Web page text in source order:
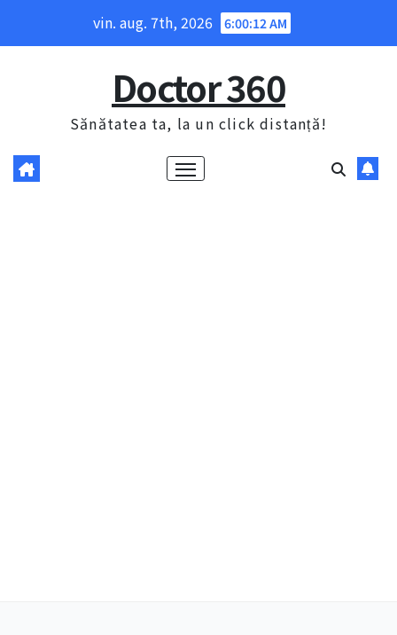
vin. aug. 7th, 2026 6:00:13 AM
Doctor 360
Sănătatea ta, la un click distanță!